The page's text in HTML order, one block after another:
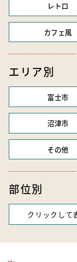
レトロ
カフェ風
エリア別
富士市
沼津市
その他
部位別
クリックして